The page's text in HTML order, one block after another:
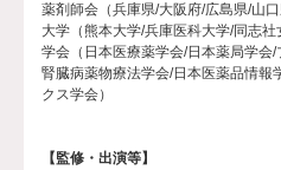
薬剤師会（兵庫県/大阪府/広島県/山口
大学（熊本大学/兵庫医科大学/同志社
学会（日本医療薬学会/日本薬局学会
腎臓病薬物療法学会/日本医薬品情報
クス学会）
【監修・出演等】